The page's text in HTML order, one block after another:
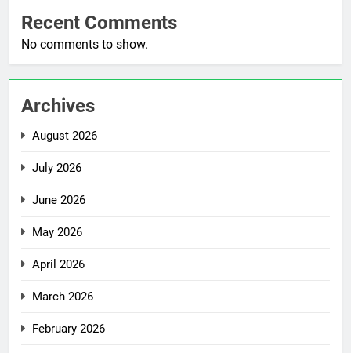
Recent Comments
No comments to show.
Archives
August 2026
July 2026
June 2026
May 2026
April 2026
March 2026
February 2026